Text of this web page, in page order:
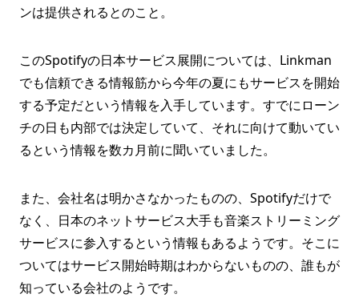
ンは提供されるとのこと。
このSpotifyの日本サービス展開については、Linkman
でも信頼できる情報筋から今年の夏にもサービスを開始
する予定だという情報を入手しています。すでにローン
チの日も内部では決定していて、それに向けて動いてい
るという情報を数カ月前に聞いていました。
また、会社名は明かさなかったものの、Spotifyだけで
なく、日本のネットサービス大手も音楽ストリーミング
サービスに参入するという情報もあるようです。そこに
ついてはサービス開始時期はわからないものの、誰もが
知っている会社のようです。